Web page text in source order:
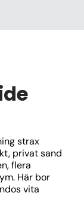
strax
privat sand
flera
Här bor
vita